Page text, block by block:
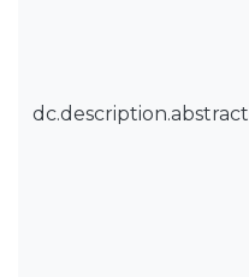
dc.description.abstract